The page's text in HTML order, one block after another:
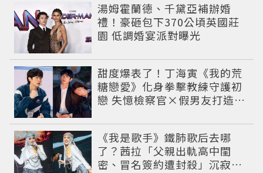
湯姆霍蘭德、千黛亞補辦婚
禮！豪砸包下370公頃英國莊
園 低調婚宴派對曝光
甜度爆表了！丁海寅《我的荒
糖戀愛》化身拳擊教練守護初
戀 失憶檢察官×假男友打造今
《我是歌手》鐵肺歌后去哪
了？茜拉「父親出軌高中閨
密、冒名簽約遭封殺」沉寂12